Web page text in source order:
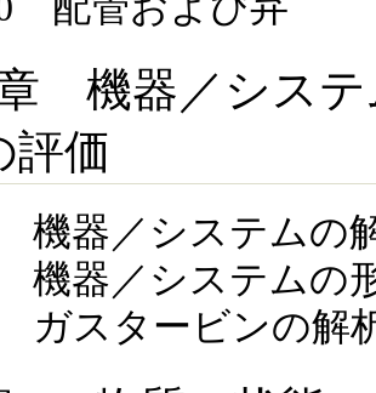
機器／システ
評価
機器／システムの
機器／システムの
ガスタービンの解